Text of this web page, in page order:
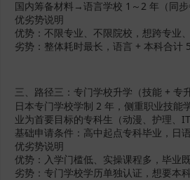
国内筹备材料→语言学校 1～2 年（同
优劣势说明
优势：不限专业、不限院校，想跨专业
劣势：整体耗时最长，语言 + 本科合计
三、路径三：专门学校升学（技能 + 专
日本专门学校学制 2 年，侧重职业技能
业为首要目标的专科生（动漫、护理、
基础申请条件：高中起点专科毕业，日
优劣势说明
优势：入学门槛低、实操课程多，毕业
劣势：专门学校学历单独认证，想要本